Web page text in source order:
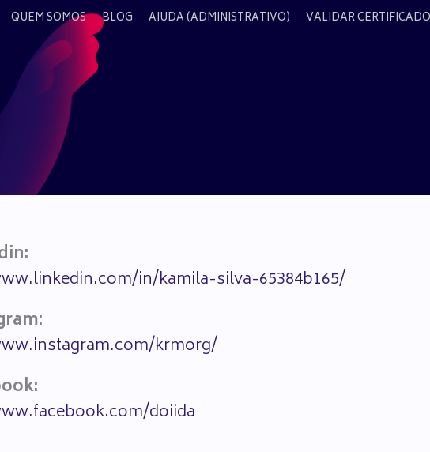
QUEM SOMOS BLOG AJUDA (ADMINISTRATIVO) VALIDAR CERTIFICADO
in/kamila-silva-65384b165/
krmorg/
doiida